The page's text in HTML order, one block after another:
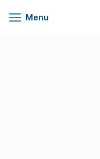
Naar
Menu